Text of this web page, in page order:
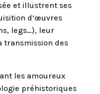
et illustrent ses
d’œuvres
legs…), leur
transmission des
les amoureux
préhistoriques